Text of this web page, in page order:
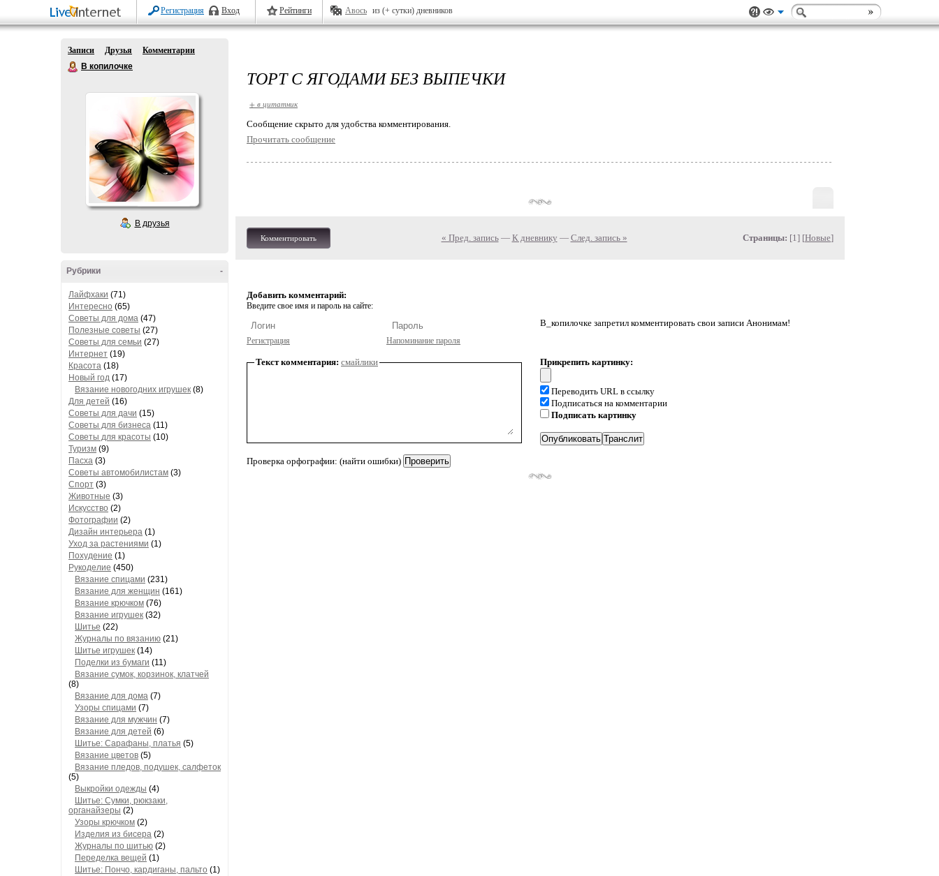
Регистрация Вход Рейтинги Авось из (+ сутки) дневников
Записи Друзья
Комментарии
В копилочке
В друзья
-
Рубрики
Лайфхаки (71)
Интересно (65)
Советы для дома (47)
Полезные советы (27)
Советы для семьи (27)
Интернет (19)
Красота (18)
Новый год (17)
Вязание новогодних игрушек (8)
Для детей (16)
Советы для дачи (15)
Советы для бизнеса (11)
Советы для красоты (10)
Туризм (9)
Пасха (3)
Советы автомобилистам (3)
Спорт (3)
Животные (3)
Искусство (2)
Фотографии (2)
Дизайн интерьера (1)
Уход за растениями (1)
Похудение (1)
Рукоделие (450)
Вязание спицами (231)
Вязание для женщин (161)
Вязание крючком (76)
Вязание игрушек (32)
Шитье (22)
Журналы по вязанию (21)
Шитье игрушек (14)
Поделки из бумаги (11)
Вязание сумок, корзинок, клатчей
(8)
Вязание для дома (7)
Узоры спицами (7)
Вязание для мужчин (7)
Вязание для детей (6)
Шитье: Сарафаны, платья (5)
Вязание цветов (5)
Вязание пледов, подушек, салфеток
(5)
Выкройки одежды (4)
Шитье: Сумки, рюкзаки,
органайзеры (2)
Узоры крючком (2)
Изделия из бисера (2)
Журналы по шитью (2)
Переделка вещей (1)
Шитье: Пончо, кардиганы, пальто (1)
ТОРТ С ЯГОДАМИ БЕЗ ВЫПЕЧКИ
+ в цитатник
Cообщение скрыто для удобства комментирования.
Прочитать сообщение
Комментировать « Пред. запись— К дневнику — След. запись » Страницы: [1] [Новые]
Добавить комментарий:
Введите свое имя и пароль на сайте:
Регистрация Напоминание пароля
В_копилочке запретил комментировать свои записи Анонимам!
Текст комментария: смайлики
Проверка орфографии: (найти ошибки)
Прикрепить картинку:
Переводить URL в ссылку
Подписаться на комментарии
Подписать картинку